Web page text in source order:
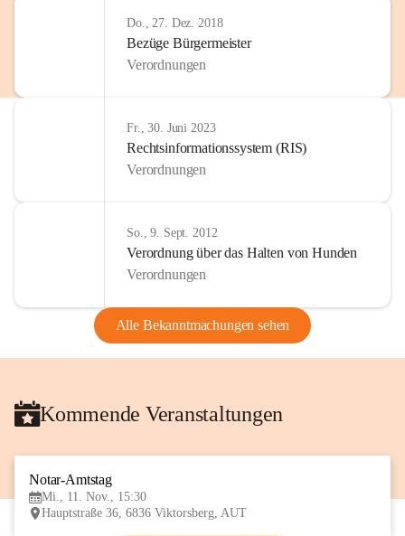
Do., 27. Dez. 2018
Bezüge Bürgermeister
Verordnungen
Fr., 30. Juni 2023
Rechtsinformationssystem (RIS)
Verordnungen
So., 9. Sept. 2012
Verordnung über das Halten von Hunden
Verordnungen
Alle Bekanntmachungen sehen
Kommende Veranstaltungen
Notar-Amtstag
Mi., 11. Nov., 15:30
Hauptstraße 36, 6836 Viktorsberg, AUT